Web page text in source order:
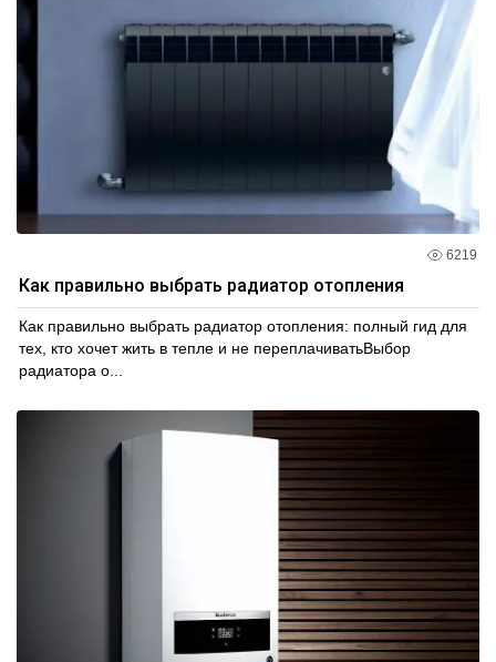
6219
Как правильно выбрать радиатор отопления
Как правильно выбрать радиатор отопления: полный гид для
тех, кто хочет жить в тепле и не переплачиватьВыбор
радиатора о...